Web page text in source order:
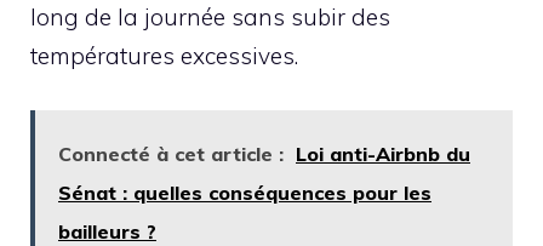
long de la journée sans subir des
températures excessives.
Connecté à cet article : Loi anti-Airbnb du
Sénat : quelles conséquences pour les
bailleurs ?